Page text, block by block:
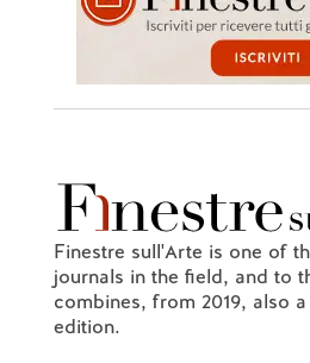
Finestre sull'Arte is one of
journals in the field, and to
combines, from 2019, also
edition.